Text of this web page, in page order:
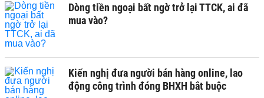
Dòng tiền ngoại bất ngờ trở lại TTCK, ai đã
mua vào?
Kiến nghị đưa người bán hàng online, lao
động công trình đóng BHXH bắt buộc